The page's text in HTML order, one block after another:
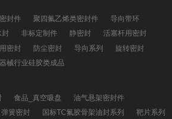
封件 聚四氟乙烯类密封件
导向带环
封 非标定制件 静密封
活塞杆用密封
密封 防尘密封 导向系列
旋转密封
械行业硅胶类成品
食品_真空吸盘
油气悬架密封件
弹簧密封 国标TC氟胶骨架油封系列 靶片系列